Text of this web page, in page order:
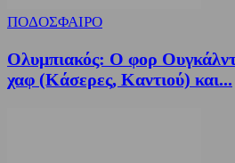
ΠΟΔΟΣΦΑΙΡΟ
Ολυμπιακός: Ο φορ
χαφ (Κάσερες, Καντιού) και...